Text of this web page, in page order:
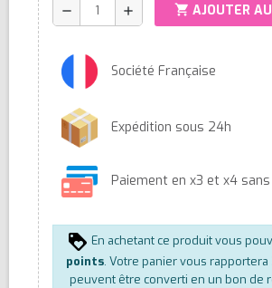
remove add shopping_cart AJOUTER
Société Française
Expédition sous 24h
Paiement en x3 et x4
En achetant ce produit vous
points. Votre panier vous rapportera
peuvent être converti en un bon de